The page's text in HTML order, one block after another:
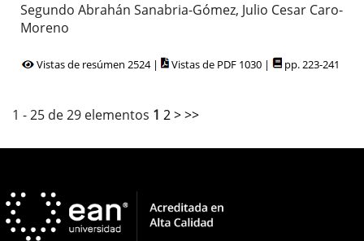
Segundo Abrahán Sanabria-Gómez, Julio Cesar Caro-
Moreno
Vistas de resúmen 2524 | Vistas de PDF 1030 | pp. 223-241
1 - 25 de 29 elementos 1 2>>>